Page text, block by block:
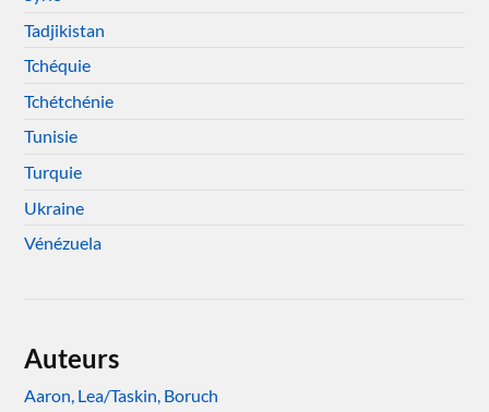
Tadjikistan
Tchéquie
Tchétchénie
Tunisie
Turquie
Ukraine
Vénézuela
Auteurs
Aaron, Lea/Taskin, Boruch